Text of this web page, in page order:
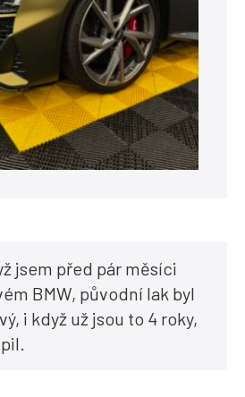
jsem před pár měsíci
BMW, původní lak byl
i když už jsou to 4 roky,